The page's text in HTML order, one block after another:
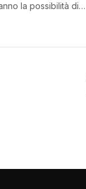
la possibilità di